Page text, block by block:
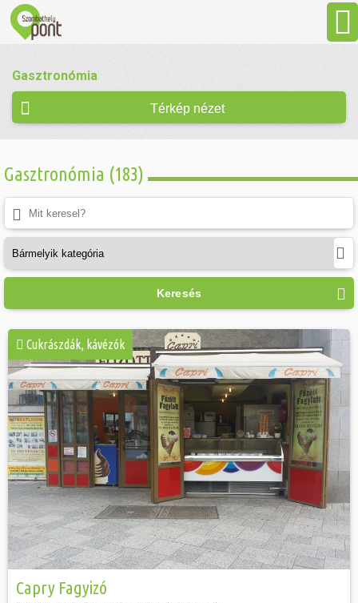
Gasztronómia
Szállás
Szabadidő
Hasznos
Gasztronómia
Térkép nézet
Gasztronómia (183)
Keresés
Cukrászdák, kávézók
Capry Fagyizó